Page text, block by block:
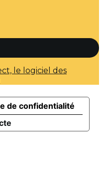
le logiciel des
de confidentialité